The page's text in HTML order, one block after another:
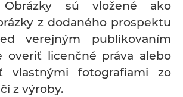
Obrázky sú vložené ako
z dodaného prospektu
verejným publikovaním
overiť licenčné práva alebo
vlastnými fotografiami zo
z výroby.